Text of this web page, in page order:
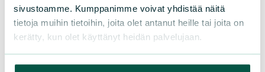
sivustoamme. Kumppanimme voivat yhdistää näitä
tietoja muihin tietoihin, joita olet antanut heille tai joita on
kerätty, kun olet käyttänyt heidän palvelujaan.
lahjoittamalla Sarasuon
ennallistamistyöhön. Ennallistamisen
saaneet kaipaamaansa elintilaa.